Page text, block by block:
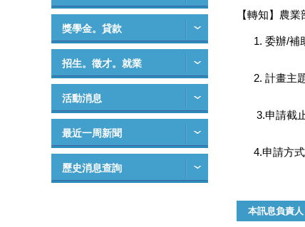
獎學金。貸款
招生。徵才。就業
活動消息
最近一周新聞
歷史消息查詢
【轉知】農
委辦/補
計畫主
3.申請截止
4.申請方式
本訊息負責人